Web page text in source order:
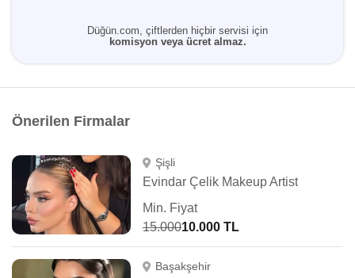
Düğün.com, çiftlerden hiçbir servisi için
komisyon veya ücret almaz.
Önerilen Firmalar
Şişli
Evindar Çelik Makeup Artist
Min. Fiyat
15.00010.000 TL
Başakşehir